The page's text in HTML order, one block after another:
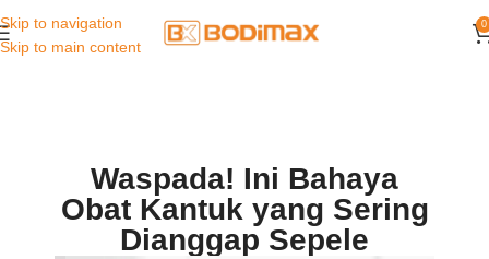
Skip to navigation
Skip to main content
0
Waspada! Ini Bahaya
Obat Kantuk yang Sering
Dianggap Sepele